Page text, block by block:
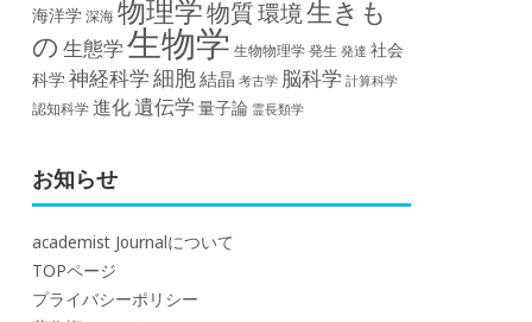
海洋学深海物理学物質環境生きも
の 生態学生物学 生物物理学発生 発達 社会
科学神経科学細胞結晶 考古学 脳科学 計算科学
認知科学進化遺伝学 量子論 霊長類学
お知らせ
academist Journalについて
TOPページ
プライバシーポリシー